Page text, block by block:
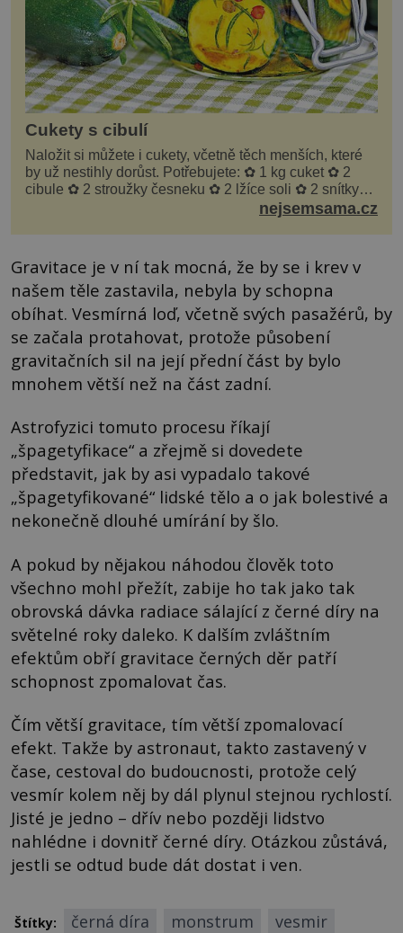
Cukety s cibulí
Naložit si můžete i cukety, včetně těch menších, které
by už nestihly dorůst. Potřebujete: ✿ 1 kg cuket ✿ 2
cibule ✿ 2 stroužky česneku ✿ 2 lžíce soli ✿ 2 snítky
kopru ✿ hrst petrželky Nálev: ✿ 400 m...nejsemsama.cz
Gravitace je v ní tak mocná, že by se i krev v
našem těle zastavila, nebyla by schopna
obíhat. Vesmírná loď, včetně svých pasažérů, by
se začala protahovat, protože působení
gravitačních sil na její přední část by bylo
mnohem větší než na část zadní.
Astrofyzici tomuto procesu říkají
„špagetyfikace“ a zřejmě si dovedete
představit, jak by asi vypadalo takové
„špagetyfikované“ lidské tělo a o jak bolestivé a
nekonečně dlouhé umírání by šlo.
A pokud by nějakou náhodou člověk toto
všechno mohl přežít, zabije ho tak jako tak
obrovská dávka radiace sálající z černé díry na
světelné roky daleko. K dalším zvláštním
efektům obří gravitace černých děr patří
schopnost zpomalovat čas.
Čím větší gravitace, tím větší zpomalovací
efekt. Takže by astronaut, takto zastavený v
čase, cestoval do budoucnosti, protože celý
vesmír kolem něj by dál plynul stejnou rychlostí.
Jisté je jedno – dřív nebo později lidstvo
nahlédne i dovnitř černé díry. Otázkou zůstává,
jestli se odtud bude dát dostat i ven.
Štítky: černá díra monstrum vesmir